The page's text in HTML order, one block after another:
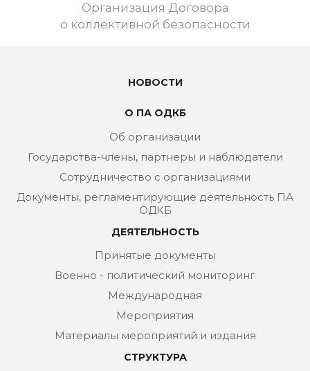
Организация Договора
о коллективной безопасности
НОВОСТИ
О ПА ОДКБ
Об организации
Государства-члены, партнеры и наблюдатели
Сотрудничество с организациями
Документы, регламентирующие деятельность ПА
ОДКБ
ДЕЯТЕЛЬНОСТЬ
Принятые документы
Военно - политический мониторинг
Международная
Мероприятия
Материалы мероприятий и издания
СТРУКТУРА